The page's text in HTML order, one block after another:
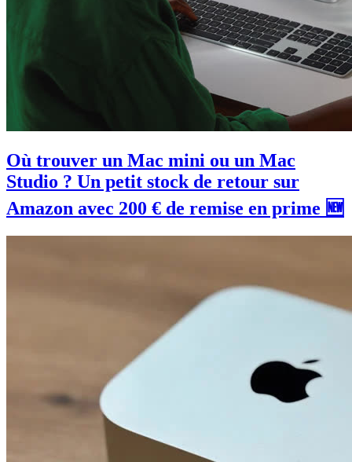
Où trouver un Mac mini ou un Mac
Studio ? Un petit stock de retour sur
Amazon avec 200 € de remise en prime 🆕